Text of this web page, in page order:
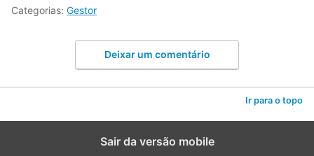
Categorias: Gestor
Deixar um comentário
Ir para o topo
Sair da versão mobile